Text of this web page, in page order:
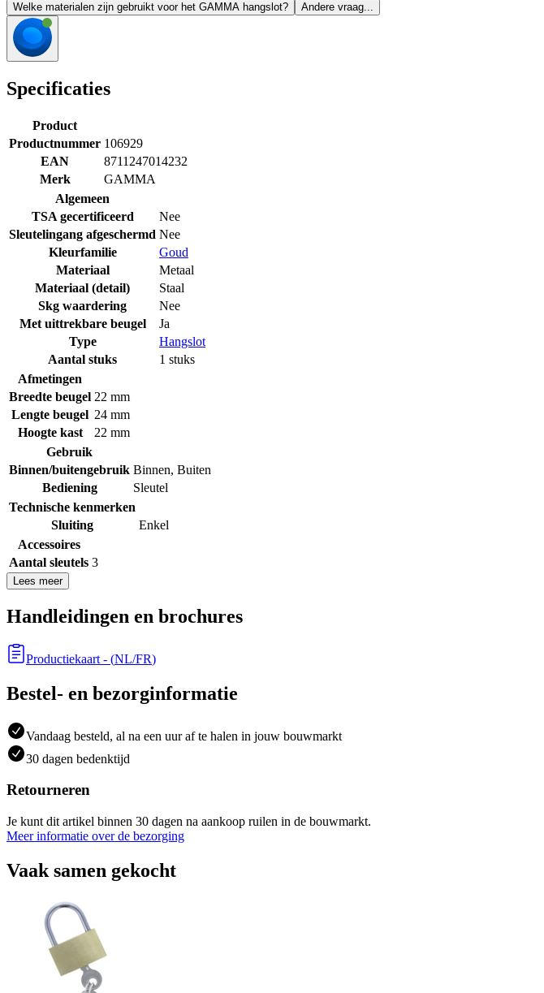
Welke materialen zijn gebruikt voor het GAMMA hangslot?
Andere vraag...
Specificaties
Product
Productnummer 106929
EAN
8711247014232
Merk
GAMMA
Algemeen
TSA gecertificeerd
Nee
Sleutelingang afgeschermd Nee
Kleurfamilie
Goud
Materiaal
Metaal
Materiaal (detail)
Staal
Skg waardering
Nee
Met uittrekbare beugel
Ja
Type
Hangslot
Aantal stuks
1 stuks
Afmetingen
Breedte beugel 22 mm
Lengte beugel 24 mm
Hoogte kast
22 mm
Gebruik
Binnen/buitengebruik Binnen, Buiten
Bediening
Sleutel
Technische kenmerken
Sluiting
Enkel
Accessoires
Aantal sleutels 3
Lees meer
Handleidingen en brochures
Productiekaart - (NL/FR)
Bestel- en bezorginformatie
Vandaag besteld, al na een uur af te halen in jouw bouwmarkt
30 dagen bedenktijd
Retourneren
Je kunt dit artikel binnen 30 dagen na aankoop ruilen in de bouwmarkt.
Meer informatie over de bezorging
Vaak samen gekocht